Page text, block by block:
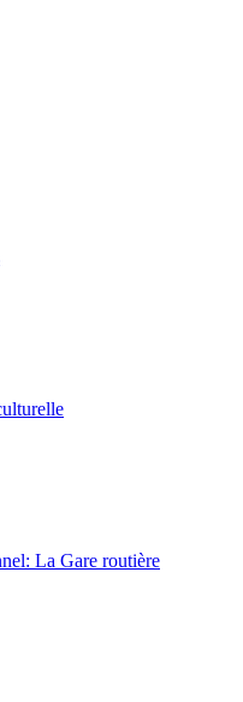
La Gare routière